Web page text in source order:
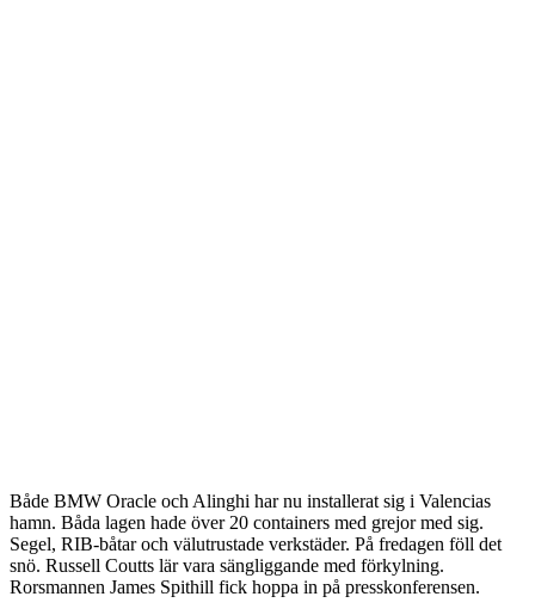
Både BMW Oracle och Alinghi har nu installerat sig i Valencias
hamn. Båda lagen hade över 20 containers med grejor med sig.
Segel, RIB-båtar och välutrustade verkstäder. På fredagen föll det
snö. Russell Coutts lär vara sängliggande med förkylning.
Rorsmannen James Spithill fick hoppa in på presskonferensen.